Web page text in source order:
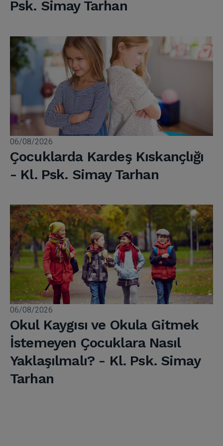
Psk. Simay Tarhan
06/08/2026
Çocuklarda Kardeş Kıskançlığı
- Kl. Psk. Simay Tarhan
06/08/2026
Okul Kaygısı ve Okula Gitmek
İstemeyen Çocuklara Nasıl
Yaklaşılmalı? - Kl. Psk. Simay
Tarhan